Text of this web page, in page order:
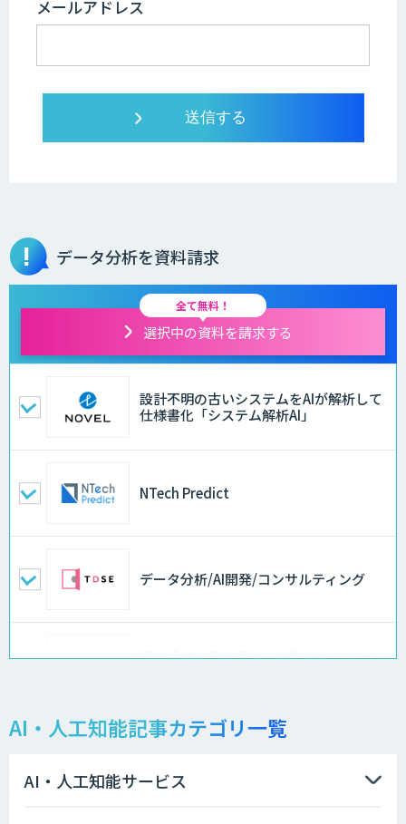
メールアドレス
データ分析を資料請求
全て無料！
選択中の資料を請求する
設計不明の古いシステムをAIが解析して
仕様書化「システム解析AI」
NTech Predict
データ分析/AI開発/コンサルティング
異常検知・音声認識・画像解析システム
物品輸出から留学生・研究者のバックチ
AI・人工知能記事カテゴリ一覧
AI・人工知能サービス